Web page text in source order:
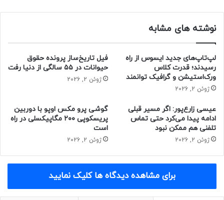
مقاله‌های مرتبط
مقامات غربی معتقدند که تلگرام نظارت کافی روی محتواهایش
از افزایش نظارت‌ها بر محتوای این پیام‌رسان خبر داد.
تلگرام قرار بود در شب سال نو میلادی، به‌روزرسانی بزرگی منتشر
کند؛ اما به‌دلیل تاخیر در روند بررسی اپ استور از سوی اپل،
انتشار به‌روزرسانی به‌تعویق افتاد.
نوشته های مشابه
لپ‌تاپ‌های جدید ایسوس از راه
رسیدند؛ قدرت کلاس
ورک‌استیشن و گرافیک توانمند
ژوئن 2, 2026
فیل تاریخ‌ساز پرونده حقوق
حیوانات در ۵۵ سالگی از دنیا رفت
ژوئن 2, 2026
عیسی زارع‌پور: اگر مسیر قبلی
ادامه پیدا می‌کرد حتی تماس
تلفنی هم ممکن نبود
ژوئن 2, 2026
گوشی پرو مکس اوپو با دوربین
پریسکوپی ۲۰۰ مگاپیکسلی در راه
است
ژوئن 2, 2026
برای مشاهده دیدگاه ها کلیک نمایید